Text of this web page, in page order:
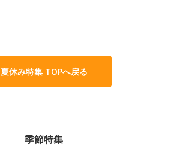
夏休み特集 TOPへ戻る
季節特集